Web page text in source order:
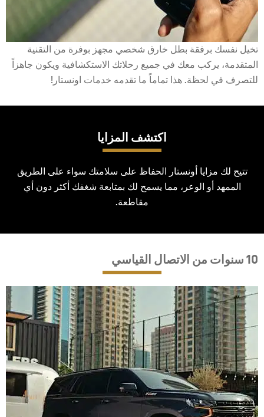
تخيل نفسك برفقة بطل خارق شخصي مجهز بوفرة من التقنية
المتقدمة، يركب معك في جميع رحلاتك الاستكشافية ويكون جاهزاً
للتصرف في لحظة. هذا تماماً ما تقدمه خدمات اونستار!
اكتشف المزايا
تتيح لك مزايا أونستار الحفاظ على سلامتك سواء على الطريق
الممهد أو الوعر، مما يسمح لك بمتابعة شغفك أكثر دون أي
مقاطعة.
10 سنوات من الاتصال القياسي